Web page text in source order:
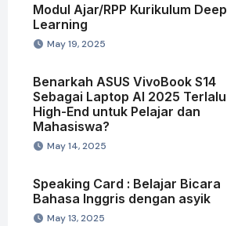
Modul Ajar/RPP Kurikulum Deep
Learning
May 19, 2025
Benarkah ASUS VivoBook S14
Sebagai Laptop AI 2025 Terlalu
High-End untuk Pelajar dan
Mahasiswa?
May 14, 2025
Speaking Card : Belajar Bicara
Bahasa Inggris dengan asyik
May 13, 2025